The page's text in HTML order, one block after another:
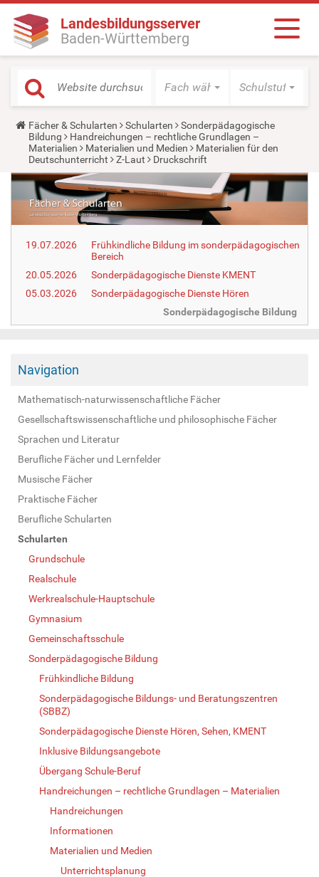
Landesbildungsserver
Baden-Württemberg
Fach wählen Schulstufe
Y
o
u
a
r
e
e
r
e
Fächer & Schularten Schularten
Sonderpädagogische
Bildung
Handreichungen – rechtliche Grundlagen –
Materialien
Materialien und Medien
Materialien für den
Deutschunterricht
Z-Laut Druckschrift
19.07.2026
Frühkindliche Bildung im sonderpädagogischen
Bereich
20.05.2026
Sonderpädagogische Dienste KMENT
05.03.2026
Sonderpädagogische Dienste Hören
Sonderpädagogische Bildung
Navigation
Mathematisch-naturwissenschaftliche Fächer
Gesellschaftswissenschaftliche und philosophische Fächer
Sprachen und Literatur
Berufliche Fächer und Lernfelder
Musische Fächer
Praktische Fächer
Berufliche Schularten
Schularten
Grundschule
Realschule
Werkrealschule-Hauptschule
Gymnasium
Gemeinschaftsschule
Sonderpädagogische Bildung
Frühkindliche Bildung
Sonderpädagogische Bildungs- und Beratungszentren
(SBBZ)
Sonderpädagogische Dienste Hören, Sehen, KMENT
Inklusive Bildungsangebote
Übergang Schule-Beruf
Handreichungen – rechtliche Grundlagen – Materialien
Handreichungen
Informationen
Materialien und Medien
Unterrichtsplanung